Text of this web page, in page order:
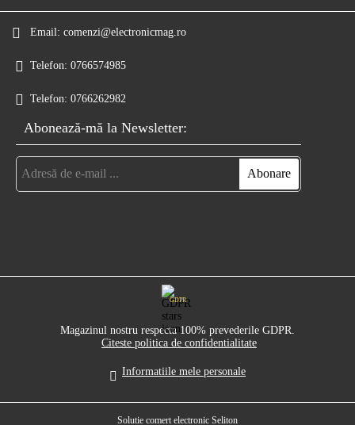
Email: comenzi@electronicmag.ro
Telefon: 0766574985
Telefon: 0766262982
Abonează-mă la Newsletter:
GDPR
Magazinul nostru respecta 100% prevederile GDPR.
Citeste politica de confidentialitate
Informatiile mele personale
Solutie comert electronic Seliton